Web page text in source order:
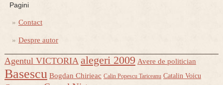
Pagini
Contact
Despre autor
Agentul VICTORIA alegeri 2009 Avere de politician
Basescu Bogdan Chirieac Calin Popescu Tariceanu Catalin Voicu